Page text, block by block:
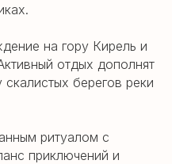
на гору Кирель и
отдых дополнят
берегов реки
ритуалом с
приключений и